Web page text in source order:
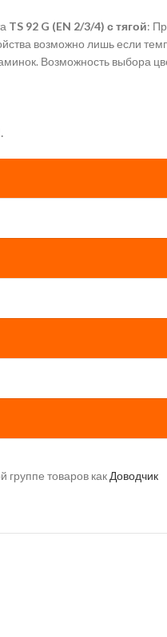
TS 92 G (EN 2/3/4) с тягой:
возможно лишь если
Возможность
.
группе товаров как Доводчик